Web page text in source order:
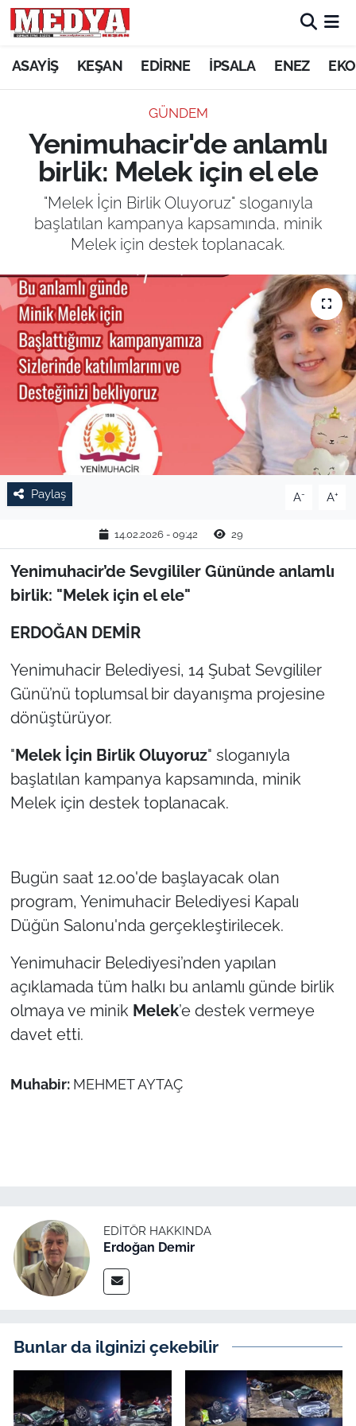
ASAYİŞ KEŞAN EDİRNE İPSALA ENEZ
GÜNDEM
Yenimuhacir'de anlamlı
birlik: Melek için el ele
"Melek İçin Birlik Oluyoruz" sloganıyla
başlatılan kampanya kapsamında, minik
Melek için destek toplanacak.
Paylaş A- A+
14.02.2026 - 09:42 29
Yenimuhacir’de Sevgililer Gününde anlamlı
birlik: "Melek için el ele"
ERDOĞAN DEMİR
Yenimuhacir Belediyesi, 14 Şubat Sevgililer
Günü’nü toplumsal bir dayanışma projesine
dönüştürüyor.
"Melek İçin Birlik Oluyoruz" sloganıyla
başlatılan kampanya kapsamında, minik
Melek için destek toplanacak.
Bugün saat 12.00'de başlayacak olan
program, Yenimuhacir Belediyesi Kapalı
Düğün Salonu'nda gerçekleştirilecek.
Yenimuhacir Belediyesi’nden yapılan
açıklamada tüm halkı bu anlamlı günde birlik
olmaya ve minik Melek’e destek vermeye
davet etti.
Muhabir: MEHMET AYTAÇ
EDITÖR HAKKINDA
Erdoğan Demir
Bunlar da ilginizi çekebilir
KEŞAN
ASAYİŞ
SİYASET
GÜNDEM
SAĞLIK
EĞİTİM
TARIM VE HAYVANCILIK
KÜLTÜR SANAT
RESMİ İLAN
SPOR
YAŞAM
EDİRNE
TEKİRDAĞ
KIRKLARELİ
ÇANAKKALE
TÜRKİYE
Genel
Politika
Flaş Haber
Dış Haberler
Magazin
İş Dünyası
Finans
Genel-A